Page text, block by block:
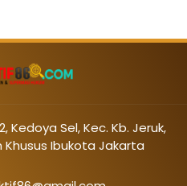
Kedoya Sel, Kec. Kb. Jeruk,
Ibukota Jakarta